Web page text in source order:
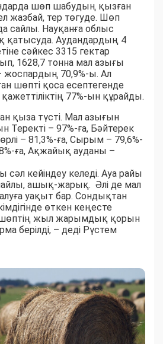
шөп шабудың қызған
жазбай, тер төгуде. Шөп
сайлы. Науқанға облыс
қатысуда. Аудандардың 4
сәйкес 3315 гектар
1628,7 тонна мал азығы
жоспардың 70,9%-ы. Ал
шөпті қоса есептегенде
77%-ын құрайды.
қыза түсті. Мал азығын
Теректі – 97%-ға, Бәйтерек
– 81,3%-ға, Сырым – 79,6%-
ға, Ақжайық ауданы –
сәл кейіндеу келеді. Ауа райы
ашық-жарық. Әлі де мал
уақыт бар. Сондықтан
өткен кеңесте
жыл жарымдық қорын
берілді, – деді Рүстем